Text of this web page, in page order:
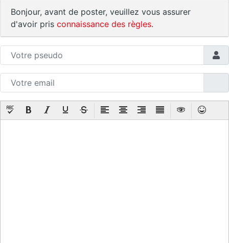
Bonjour, avant de poster, veuillez vous assurer
d'avoir pris connaissance des règles.